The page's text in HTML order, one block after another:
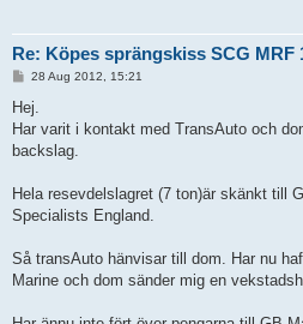
Re: Köpes sprängskiss SCG MRF
P
s
28 Aug 2012, 15:21
Hej.
Har varit i kontakt med TransAuto och
backslag.
Hela resevdelslagret (7 ton)är skänkt till
Specialists England.
Så transAuto hänvisar till dom. Har nu
Marine och dom sänder mig en